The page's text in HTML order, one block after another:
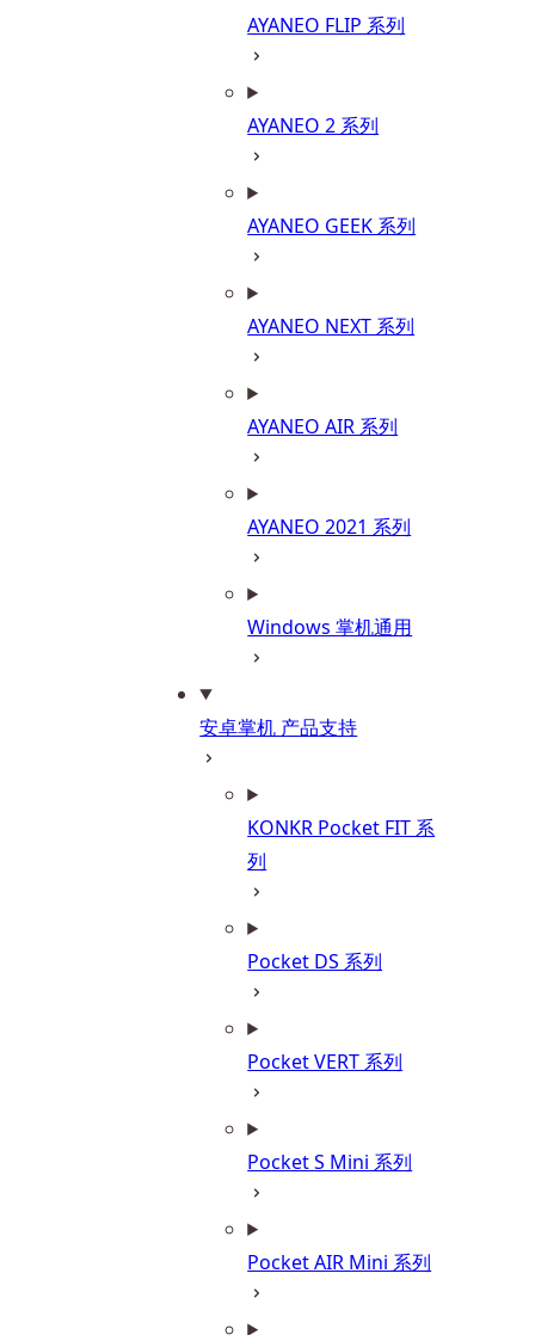
AYANEO FLIP 系列
AYANEO 2 系列
AYANEO GEEK 系列
AYANEO NEXT 系列
AYANEO AIR 系列
AYANEO 2021 系列
Windows 掌机通用
安卓掌机 产品支持
KONKR Pocket FIT 系
列
Pocket DS 系列
Pocket VERT 系列
Pocket S Mini 系列
Pocket AIR Mini 系列